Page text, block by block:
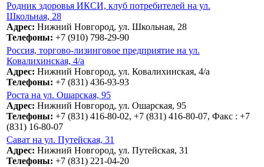
Родник здоровья ИКСИ, клуб потребителей на ул.
Школьная, 28
Адрес: Нижний Новгород, ул. Школьная, 28
Телефоны: +7 (910) 798-29-90
Россия, торгово-лизинговое предприятие на ул.
Ковалихинская, 4/а
Адрес: Нижний Новгород, ул. Ковалихинская, 4/а
Телефоны: +7 (831) 436-93-93
Роста на ул. Ошарская, 95
Адрес: Нижний Новгород, ул. Ошарская, 95
Телефоны: +7 (831) 416-80-02, +7 (831) 416-80-07, Факс : +7
(831) 16-80-07
Сават на ул. Путейская, 31
Адрес: Нижний Новгород, ул. Путейская, 31
Телефоны: +7 (831) 221-04-20